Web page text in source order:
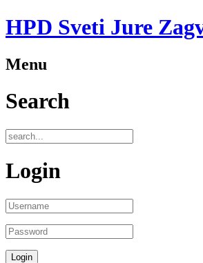
HPD Sveti Jure
Menu
Search
Login